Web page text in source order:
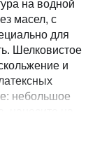
на водной
масел, с
для
Шелковистое
и
небольшое
нанесите на